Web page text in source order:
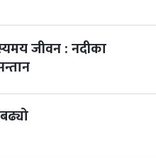
७ महिना बाँकी
जीवन : नदीका